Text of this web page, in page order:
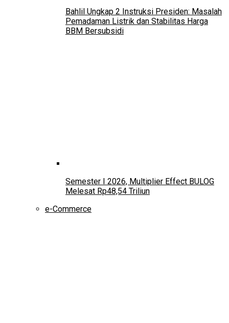
Bahlil Ungkap 2 Instruksi Presiden: Masalah
Pemadaman Listrik dan Stabilitas Harga
BBM Bersubsidi
Semester I 2026, Multiplier Effect BULOG
Melesat Rp48,54 Triliun
e-Commerce